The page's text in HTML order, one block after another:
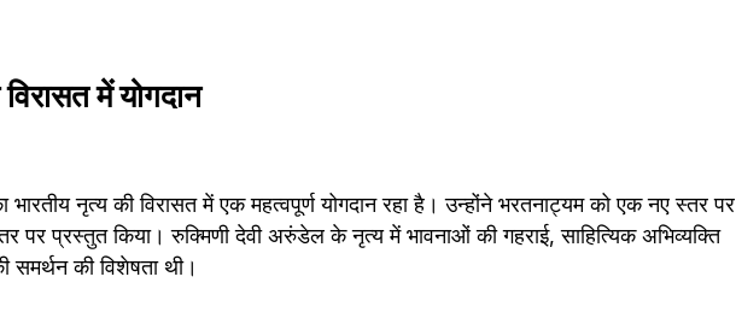
में योगदान
नृत्य की विरासत में एक महत्वपूर्ण योगदान रहा है। उन्होंने भरतनाट्यम को एक नए स्तर पर
पर प्रस्तुत किया। रुक्मिणी देवी अरुंडेल के नृत्य में भावनाओं की गहराई, साहित्यिक अभिव्यक्ति
समर्थन की विशेषता थी।